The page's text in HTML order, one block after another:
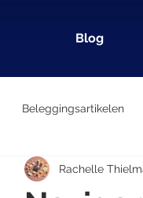
Blog
Beleggingsartikelen
Rachelle